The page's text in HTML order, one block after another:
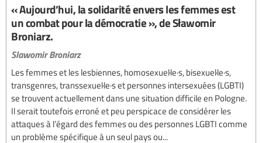
« Aujourd’hui, la solidarité envers les femmes est
un combat pour la démocratie », de Sławomir
Broniarz.
Slawomir Broniarz
Les femmes et les lesbiennes, homosexuel·le·s, bisexuel·le·s,
transgenres, transsexuel·le·s et personnes intersexuées (LGBTI)
se trouvent actuellement dans une situation difficile en Pologne.
Il serait toutefois erroné et peu perspicace de considérer les
attaques à l’égard des femmes ou des personnes LGBTI comme
un problème spécifique à un seul pays ou...